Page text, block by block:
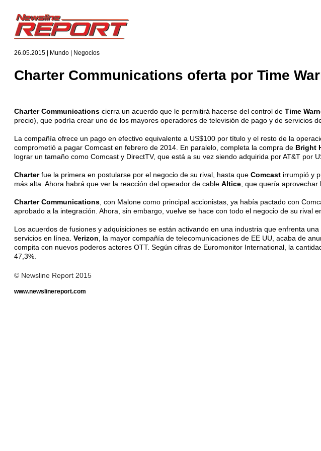
26.05.2015 | Mundo | Negocios
Charter Communications oferta por Time
Charter Communications cierra un acuerdo que le permitirá hacerse del control de Time
precio), que podría crear uno de los mayores operadores de televisión de pago y de servicios
La compañía ofrece un pago en efectivo equivalente a US$100 por título y el resto de la
comprometió a pagar Comcast en febrero de 2014. En paralelo, completa la compra de Bright
lograr un tamaño como Comcast y DirectTV, que está a su vez siendo adquirida por AT&T por
Charterfue la primera en postularse por el negocio de su rival, hasta que Comcast irrumpió y
más alta. Ahora habrá que ver la reacción del operador de cable Altice , que quería
Charter Communications , con Malone como principal accionistas, ya había pactado con
aprobado a la integración. Ahora, sin embargo, vuelve se hace con todo el negocio de su rival
Los acuerdos de fusiones y adquisiciones se están activando en una industria que enfrenta
servicios en línea. Verizon , la mayor compañía de telecomunicaciones de EE UU, acaba de
compita con nuevos poderos actores OTT. Según cifras de Euromonitor International, la
47,3%.
© Newsline Report 2015
www.newslinereport.com